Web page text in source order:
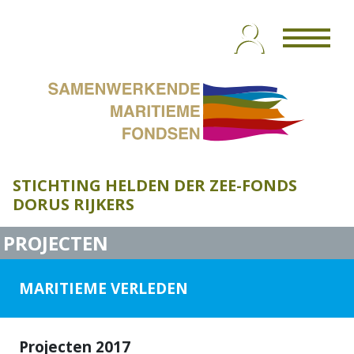
STICHTING HELDEN DER ZEE-FONDS
DORUS RIJKERS
PROJECTEN
MARITIEME VERLEDEN
Projecten 2017
HET FONDS
BESTUUR
FINANCIËN
SMF FONDSEN
CONTACT
PROJECTEN